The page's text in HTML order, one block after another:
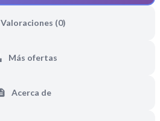
Valoraciones (0)
Más ofertas
Acerca de